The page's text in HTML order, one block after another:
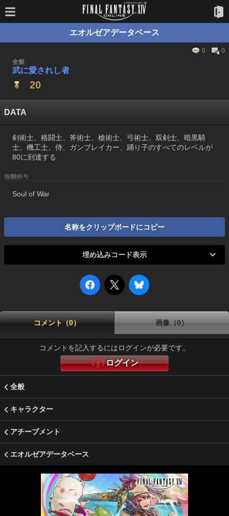
エオルゼアデータベース
0
0
全般
武に愛されし者
20
DATA
剣術士、格闘士、斧術士、槍術士、弓術士、双剣士、暗黒騎
士、機工士、侍、ガンブレイカー、踊り子のすべてのレベルが
80に到達する
報酬称号
Soul of War
名称をクリップボードにコピー
埋め込みコード表示
コメント（0） 画像（0）
コメントを記入するにはログインが必要です。
ログイン
全般
キャラクター
アチーブメント
エオルゼアデータベース